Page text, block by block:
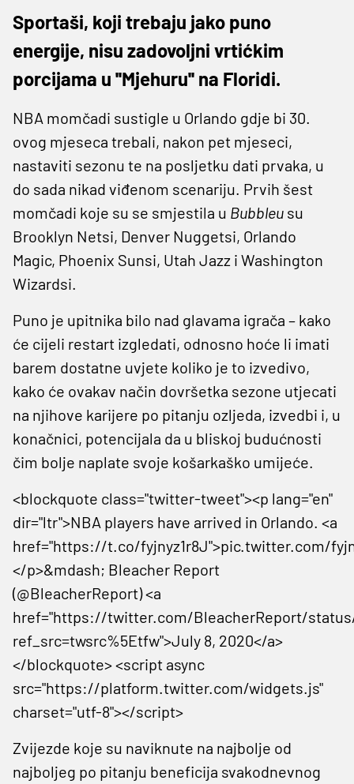
Sportaši, koji trebaju jako puno
energije, nisu zadovoljni vrtićkim
porcijama u ''Mjehuru'' na Floridi.
NBA momčadi sustigle u Orlando gdje bi 30.
ovog mjeseca trebali, nakon pet mjeseci,
nastaviti sezonu te na posljetku dati prvaka, u
do sada nikad viđenom scenariju. Prvih šest
momčadi koje su se smjestila u Bubbleu su
Brooklyn Netsi, Denver Nuggetsi, Orlando
Magic, Phoenix Sunsi, Utah Jazz i Washington
Wizardsi.
Puno je upitnika bilo nad glavama igrača – kako
će cijeli restart izgledati, odnosno hoće li imati
barem dostatne uvjete koliko je to izvedivo,
kako će ovakav način dovršetka sezone utjecati
na njihove karijere po pitanju ozljeda, izvedbi i, u
konačnici, potencijala da u bliskoj budućnosti
čim bolje naplate svoje košarkaško umijeće.
<blockquote class="twitter-tweet"><p lang="en"
dir="ltr">NBA players have arrived in Orlando. <a
href="https://t.co/fyjnyz1r8J">pic.twitter.com/
</p>&mdash; Bleacher Report
(@BleacherReport) <a
href="https://twitter.com/BleacherReport/status/
ref_src=twsrc%5Etfw">July 8, 2020</a>
</blockquote> <script async
src="https://platform.twitter.com/widgets.js"
charset="utf-8"></script>
Zvijezde koje su naviknute na najbolje od
najboljeg po pitanju beneficija svakodnevnog